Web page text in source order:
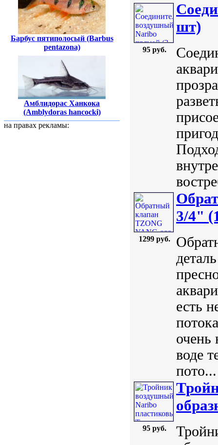
Барбус пятиполосый (Barbus
pentazona)
Амблидорас Ханкока
(Amblydoras hancocki)
на правах рекламы:
95 руб.
шт)
1299 руб.
3/4"
есть
очень
воде
пото...
95 руб.